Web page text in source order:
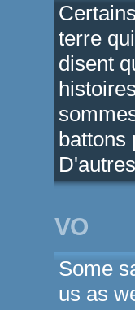
terre
disent
battons
VO
Some
us as